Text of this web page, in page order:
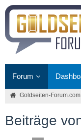
Forum
Goldseiten-
Beiträge